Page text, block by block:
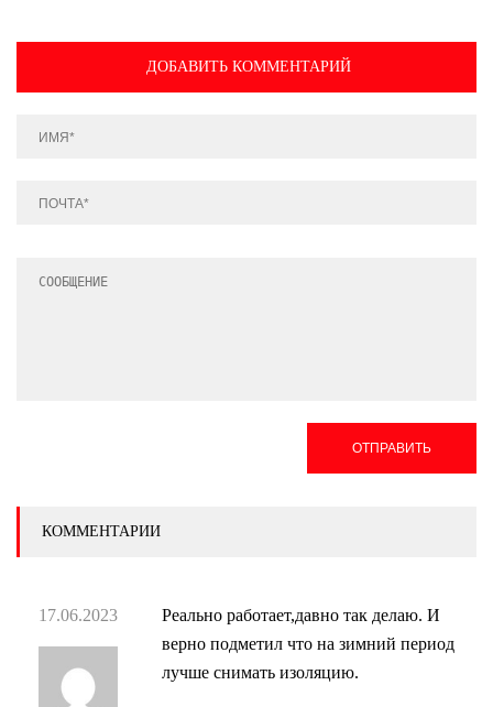
ДОБАВИТЬ КОММЕНТАРИЙ
ОТПРАВИТЬ
КОММЕНТАРИИ
17.06.2023
Реально работает,давно так делаю. И
верно подметил что на зимний период
лучше снимать изоляцию.